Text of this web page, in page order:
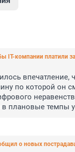
IT-компании платили
по которой он
в плановые темпы
о новых